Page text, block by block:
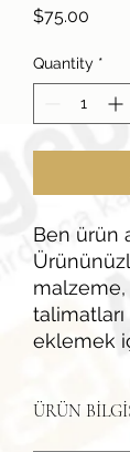
$75.00
Quantity *
Ben ürün
malzeme,
eklemek
ÜRÜN